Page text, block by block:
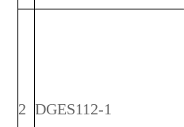
2 DGES112-1